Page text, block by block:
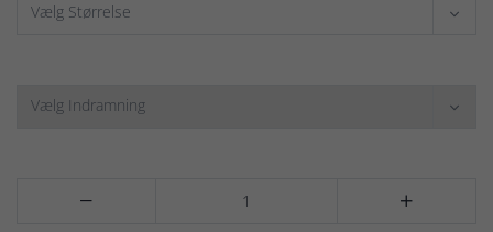
Vælg Størrelse
Vælg Indramning
 